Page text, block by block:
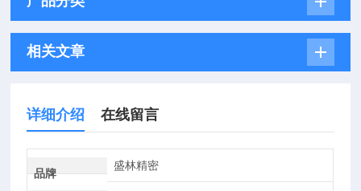
相关文章
详细介绍 在线留言
品牌
盛林精密